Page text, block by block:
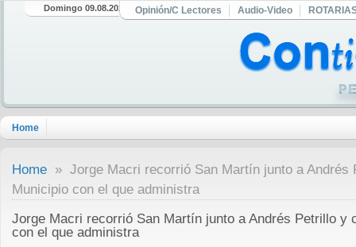
Domingo 09.08.2026 Opinión/C Lectores Audio-Video
Home
Home » Jorge Macri recorrió San Martín junto a Andrés
Municipio con el que administra
Jorge Macri recorrió San Martín junto a Andrés Petrillo y
con el que administra